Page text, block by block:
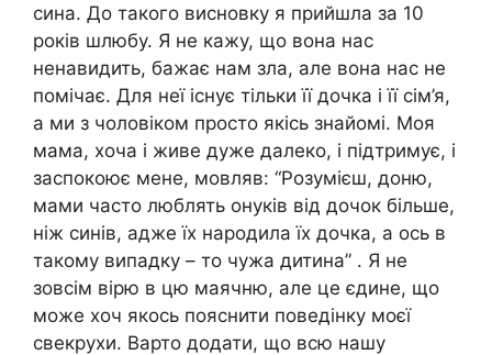
сина. До такого висновку я прийшла за 10
років шлюбу. Я не кажу, що вона нас
ненавидить, бажає нам зла, але вона нас не
помічає. Для неї існує тільки її дочка і її сім’я,
а ми з чоловіком просто якісь знайомі. Моя
мама, хоча і живе дуже далеко, і підтримує, і
заспокоює мене, мовляв: “Розумієш, доню,
мами часто люблять онуків від дочок більше,
ніж синів, адже їх народила їх дочка, а ось в
такому випадку – то чужа дитина” . Я не
зовсім вірю в цю маячню, але це єдине, що
може хоч якось пояснити поведінку моєї
свекрухи. Варто додати, що всю нашу